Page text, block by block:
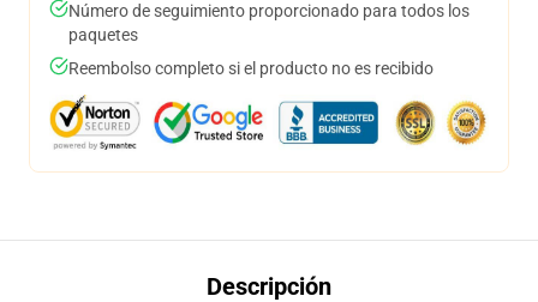
Número de seguimiento proporcionado para todos los
paquetes
Reembolso completo si el producto no es recibido
Descripción